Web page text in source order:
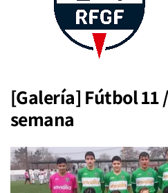
[Galería] Fútbol 11
semana